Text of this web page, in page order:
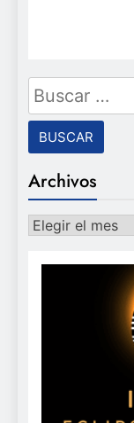
Buscar:
Archivos
Archivos